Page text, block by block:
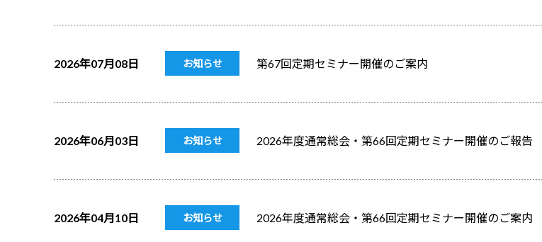
2026年07月08日 お知らせ 第67回定期セミナー開催のご案内
2026年06月03日 お知らせ 2026年度通常総会・第66回定期セミナー開催のご報告
2026年04月10日 お知らせ 2026年度通常総会・第66回定期セミナー開催のご案内